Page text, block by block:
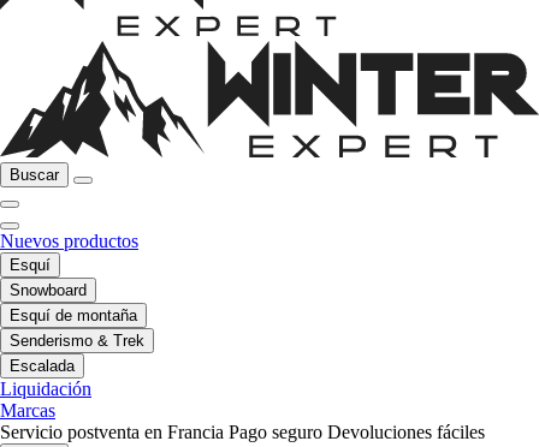
Buscar
Nuevos productos
Esquí
Snowboard
Esquí de montaña
Senderismo & Trek
Escalada
Liquidación
Marcas
Servicio postventa en Francia Pago seguro Devoluciones fáciles